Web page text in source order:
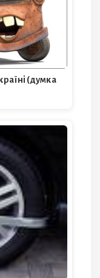
(думка